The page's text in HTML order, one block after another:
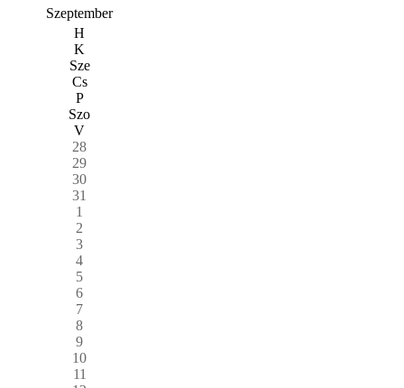
Szeptember
H
K
Sze
Cs
P
Szo
V
28
29
30
31
1
2
3
4
5
6
7
8
9
10
11